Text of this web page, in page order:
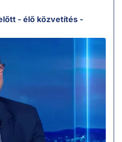
- élő közvetítés -